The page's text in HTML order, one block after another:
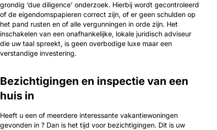
grondig ‘due diligence’ onderzoek. Hierbij wordt gecontroleerd
of de eigendomspapieren correct zijn, of er geen schulden op
het pand rusten en of alle vergunningen in orde zijn. Het
inschakelen van een onafhankelijke, lokale juridisch adviseur
die uw taal spreekt, is geen overbodige luxe maar een
verstandige investering.
Bezichtigingen en inspectie van een
huis in
Heeft u een of meerdere interessante vakantiewoningen
gevonden in ? Dan is het tijd voor bezichtigingen. Dit is uw